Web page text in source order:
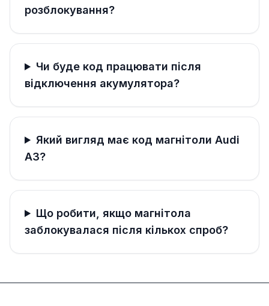
розблокування?
Чи буде код працювати після
відключення акумулятора?
Який вигляд має код магнітоли Audi
A3?
Що робити, якщо магнітола
заблокувалася після кількох спроб?